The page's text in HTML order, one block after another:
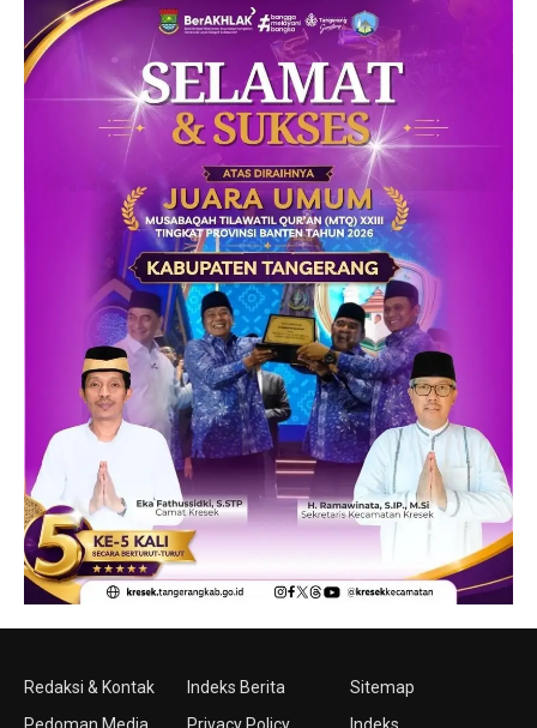
Redaksi & Kontak
Indeks Berita
Sitemap